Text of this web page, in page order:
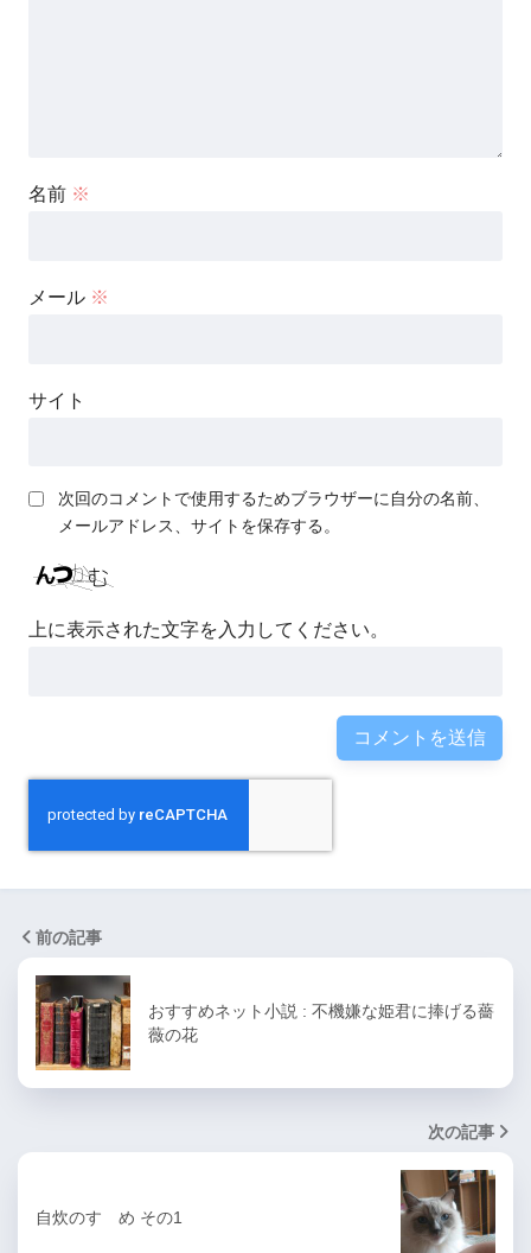
名前 ※
メール ※
サイト
次回のコメントで使用するためブラウザーに自分の名前、
メールアドレス、サイトを保存する。
上に表示された文字を入力してください。
前の記事
おすすめネット小説 : 不機嫌な姫君に捧げる薔
薇の花
次の記事
自炊のすゝめ その1